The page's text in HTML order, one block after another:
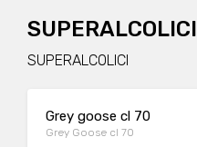
SUPERALCOLICI
SUPERALCOLICI
Grey goose cl 70
Grey Goose cl 70